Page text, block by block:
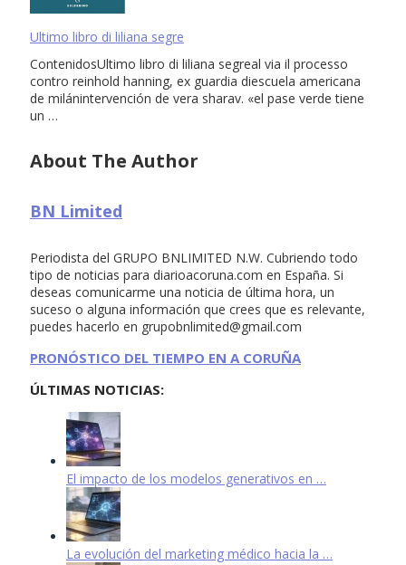
Ultimo libro di liliana segre
ContenidosUltimo libro di liliana segreal via il processo
contro reinhold hanning, ex guardia diescuela americana
de milánintervención de vera sharav. «el pase verde tiene
un …
About The Author
BN Limited
Periodista del GRUPO BNLIMITED N.W. Cubriendo todo
tipo de noticias para diarioacoruna.com en España. Si
deseas comunicarme una noticia de última hora, un
suceso o alguna información que crees que es relevante,
puedes hacerlo en grupobnlimited@gmail.com
PRONÓSTICO DEL TIEMPO EN A CORUÑA
ÚLTIMAS NOTICIAS:
El impacto de los modelos generativos en …
La evolución del marketing médico hacia la …